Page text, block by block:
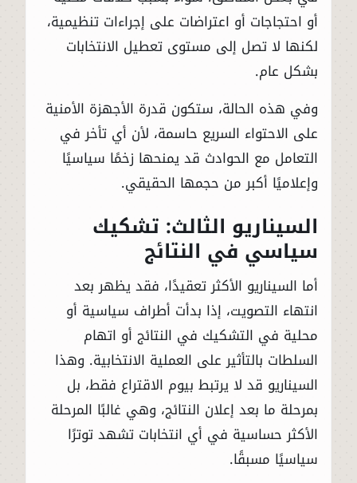
أو احتجاجات أو اعتراضات على إجراءات تنظيمية،
لكنها لا تصل إلى مستوى تعطيل الانتخابات
بشكل عام.
وفي هذه الحالة، ستكون قدرة الأجهزة الأمنية
على الاحتواء السريع حاسمة، لأن أي تأخر في
التعامل مع الحوادث قد يمنحها زخمًا سياسيًا
وإعلاميًا أكبر من حجمها الحقيقي.
السيناريو الثالث: تشكيك
سياسي في النتائج
أما السيناريو الأكثر تعقيدًا، فقد يظهر بعد
انتهاء التصويت، إذا بدأت أطراف سياسية أو
محلية في التشكيك في النتائج أو اتهام
السلطات بالتأثير على العملية الانتخابية. وهذا
السيناريو قد لا يرتبط بيوم الاقتراع فقط، بل
بمرحلة ما بعد إعلان النتائج، وهي غالبًا المرحلة
الأكثر حساسية في أي انتخابات تشهد توترًا
سياسيًا مسبقًا.